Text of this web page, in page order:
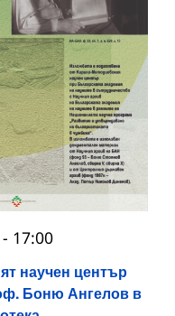
научен център
Боню Ангелов в
- 17:00